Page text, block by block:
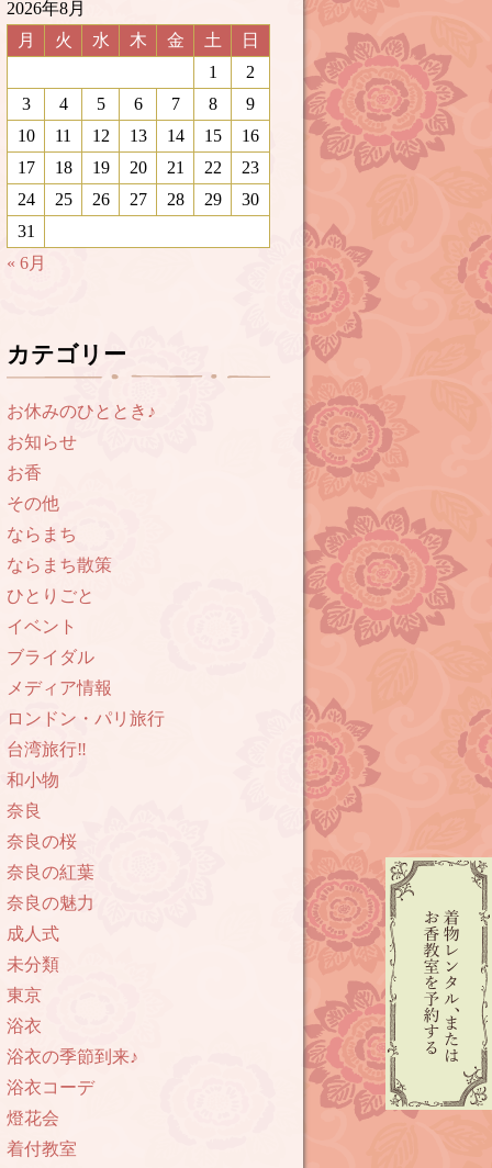
2026年8月
月
火 水 木 金 土
日
1
2
3
4 5 6 7 8
9
10
11 12 13 14 15
16
17
18 19 20 21 22
23
24
25 26 27 28 29
30
31
« 6月
カテゴリー
お休みのひととき♪
お知らせ
お香
その他
ならまち
ならまち散策
ひとりごと
イベント
ブライダル
メディア情報
ロンドン・パリ旅行
台湾旅行‼︎
和小物
奈良
奈良の桜
奈良の紅葉
奈良の魅力
成人式
未分類
東京
浴衣
浴衣の季節到来♪
浴衣コーデ
燈花会
着付教室